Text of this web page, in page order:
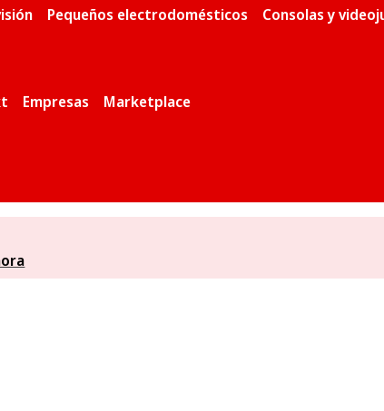
Pequeños electrodomésticos Consolas y
Empresas Marketplace